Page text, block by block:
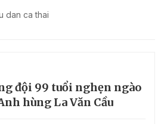
dan ca thai
đội 99 tuổi nghẹn ngào
hùng La Văn Cầu